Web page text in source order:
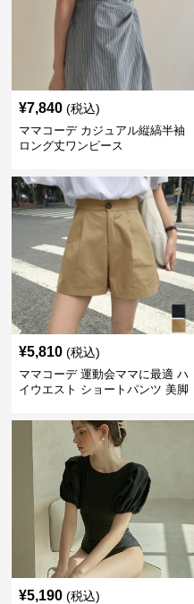
¥7,840 (税込)
ママコーデ カジュアル縦縞半袖
ロング丈ワンピース
¥5,810 (税込)
ママコーデ 運動会ママに最適 ハ
イウエスト ショートパンツ 美脚
¥5,190 (税込)